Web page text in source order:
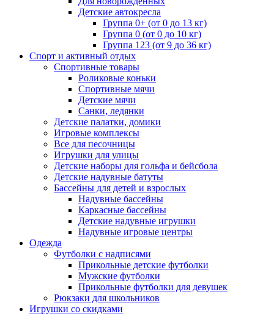
Детские автокресла
Группа 0+ (от 0 до 13 кг)
Группа 0 (от 0 до 10 кг)
Группа 123 (от 9 до 36 кг)
Спорт и активный отдых
Спортивные товары
Роликовые коньки
Спортивные мячи
Детские мячи
Санки, ледянки
Детские палатки, домики
Игровые комплексы
Все для песочницы
Игрушки для улицы
Детские наборы для гольфа и бейсбола
Детские надувные батуты
Бассейны для детей и взрослых
Надувные бассейны
Каркасные бассейны
Детские надувные игрушки
Надувные игровые центры
Одежда
Футболки с надписями
Прикольные детские футболки
Мужские футболки
Прикольные футболки для девушек
Рюкзаки для школьников
Игрушки со скидками